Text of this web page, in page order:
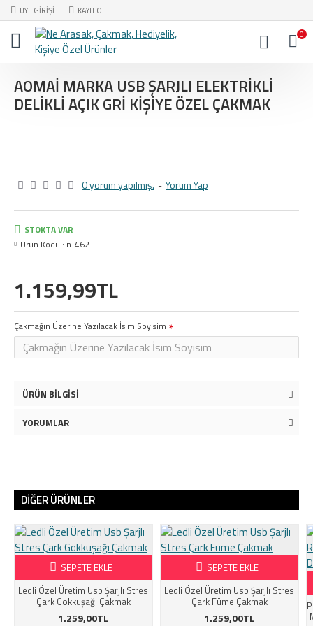
ÜYE GIRIŞI KAYIT OL
0
AOMAI MARKA USB ŞARJLI ELEKTRIKLI
DELIKLI AÇIK GRI KIŞIYE ÖZEL ÇAKMAK
0 yorum yapılmış. - Yorum Yap
1.159,99TL
STOKTA VAR
Ürün Kodu:: n-462
Çakmağın Üzerine Yazılacak İsim Soyisim
ÜRÜN BILGISI
YORUMLAR
DIĞER ÜRÜNLER
Ledli Özel Üretim Usb Şarjlı Stres
Çark Gökkuşağı Çakmak
1.259,00TL
SEPETE EKLE
Ledli Özel Üretim Usb Şarjlı Stres
Çark Füme Çakmak
1.259,00TL
SEPETE EKLE